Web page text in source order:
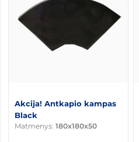
Akcija! Antkapio kampas
Black
Matmenys: 180x180x50